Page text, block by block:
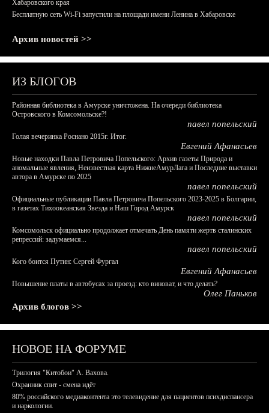
Хабаровского края
Бесплатную сеть Wi-Fi запустили на площади имени Ленина в Хабаровске
Архив новостей >>
ИЗ БЛОГОВ
Районная библиотека в Амурске уничтожена. На очереди библиотека
Островского в Комсомольске?!
павел попельский
Голая вечеринка Роснано 2015г. Итог.
Евгений Афанасьев
Новые находки Павла Петровича Попельского: Архив газеты Природа и
аномальные явления, Неизвестная карта НижнеАмурЛага и Последние выставки
автора в Амурске по 2025
павел попельский
Официальные публикации Павла Петровича Попельского 2023-2025 в Болгарии,
в газетах Тихоокеанская Звезда и Наш Город Амурск
павел попельский
Комсомольск официально продолжает отмечать День памяти жертв сталинских
репрессий: задумаемся...
павел попельский
Кого боится Путин: Сергей Фургал
Евгений Афанасьев
Повышение платы в автобусах за проезд: кто виноват, и что делать?
Олег Паньков
Архив блогов >>
НОВОЕ НА ФОРУМЕ
Трилогия "Китобои" А. Вахова.
Охранник спит - смена идёт
80% российского медиаконтента это телевидение для пациентов психдиспансера
и наркологии.